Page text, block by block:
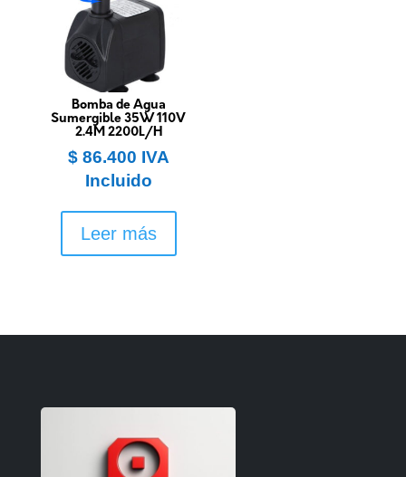
Bomba de Agua
Sumergible 35W 110V
2.4M 2200L/H
$86.400 IVA
Incluido
Leer más